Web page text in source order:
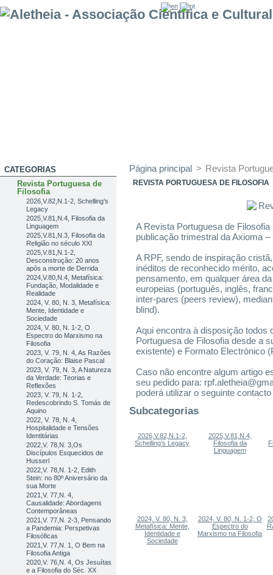
CATEGORIAS
Revista Portuguesa de
Filosofia
2026,V.82,N.1-2, Schelling’s
Legacy
2025,V.81,N.4, Filosofia da
Linguagem
2025,V.81,N.3, Filosofia da
Religião no século XXI
2025,V.81,N.1-2,
Desconstrução: 20 anos
após a morte de Derrida
2024,V.80,N.4, Metafísica:
Fundação, Modalidade e
Realidade
2024, V. 80, N. 3, Metafísica:
Mente, Identidade e
Sociedade
2024, V. 80, N. 1-2, O
Espectro do Marxismo na
Filosofia
2023, V. 79, N. 4, As Razões
do Coração: Blaise Pascal
2023, V. 79, N. 3, A Natureza
da Verdade: Teorias e
Reflexões
2023, V. 79, N. 1-2,
Redescobrindo S. Tomás de
Aquino
2022, V. 78, N. 4,
Hospitalidade e Tensões
Identitárias
2022,V. 78,N. 3,Os
Discípulos Esquecidos de
Husserl
2022,V. 78,N. 1-2, Edith
Stein: no 80º Aniversário da
sua Morte
2021,V. 77,N. 4,
Causalidade: Abordagens
Contemporâneas
2021,V. 77,N. 2-3, Pensando
a Pandemia: Perspetivas
Filosóficas
2021,V. 77,N. 1, O Bem na
Filosofia Antiga
2020,V. 76,N. 4, Os Jesuítas
e a Filosofia do Séc. XX
Página principal > Revista
REVISTA PORTUGUESA DE FILOSOFIA
A Revista Portuguesa de
publicação trimestral da Axioma
A RPF, sendo de inspiração
inéditos de reconhecido mérito,
pensamento, em qualquer área
europeias (português, inglês,
inter-pares (peers review),
blind).
Aqui encontra à disposição todos
Portuguesa de Filosofia desde a
existente) e Formato Electrónico
Caso não encontre algum artigo
seu pedido para:
poderá utilizar o seguinte
Subcategorias
2026,V.82,N.1-2,
Schelling’s Legacy
2025,V.81,N.4,
Filosofia da
Linguagem
2024, V. 80, N. 3,
Metafísica: Mente,
Identidade e
Sociedade
2024, V. 80, N. 1-2, O
Espectro do
Marxismo na Filosofia